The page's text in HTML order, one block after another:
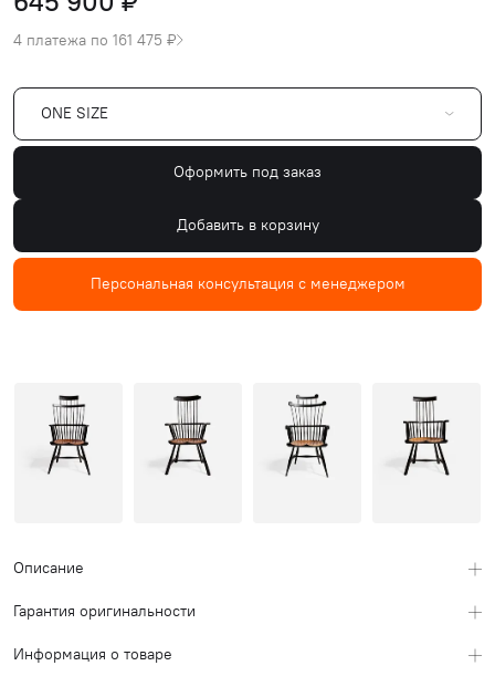
4 платежа по 161 475 ₽
ONE SIZE
Оформить под заказ
Добавить в корзину
Персональная консультация с менеджером
Описание
Гарантия оригинальности
Информация о товаре